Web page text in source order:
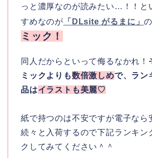
っと濃厚なのが読みたい…！！と
すめなのが 「DLsite がるまに」の
ミック！
同人だからといって侮るなかれ！
ミックよりも数倍激しめで、ラン
品はイラストも美麗♡
紙で持つのは不安ですが電子な
続々と入荷するので下記ランキン
クしてみてください＾＾